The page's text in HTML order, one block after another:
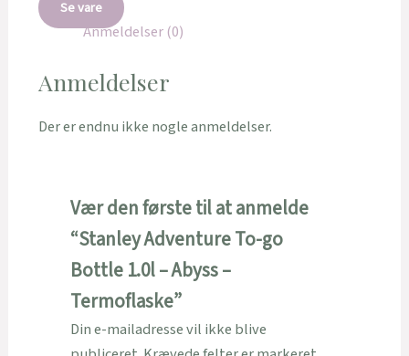
Se vare
Anmeldelser (0)
Anmeldelser
Der er endnu ikke nogle anmeldelser.
Vær den første til at anmelde
“Stanley Adventure To-go
Bottle 1.0l – Abyss –
Termoflaske”
Din e-mailadresse vil ikke blive